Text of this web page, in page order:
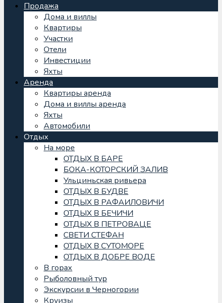
Продажа
Дома и виллы
Квартиры
Участки
Отели
Инвестиции
Яхты
Аренда
Квартиры аренда
Дома и виллы аренда
Яхты
Автомобили
Отдых
На море
ОТДЫХ В БАРЕ
БОКА-КОТОРСКИЙ ЗАЛИВ
Ульциньская ривьера
ОТДЫХ В БУДВЕ
ОТДЫХ В РАФАИЛОВИЧИ
ОТДЫХ В БЕЧИЧИ
ОТДЫХ В ПЕТРОВАЦЕ
СВЕТИ СТЕФАН
ОТДЫХ В СУТОМОРЕ
ОТДЫХ В ДОБРЕ ВОДЕ
В горах
Рыболовный тур
Экскурсии в Черногории
Круизы